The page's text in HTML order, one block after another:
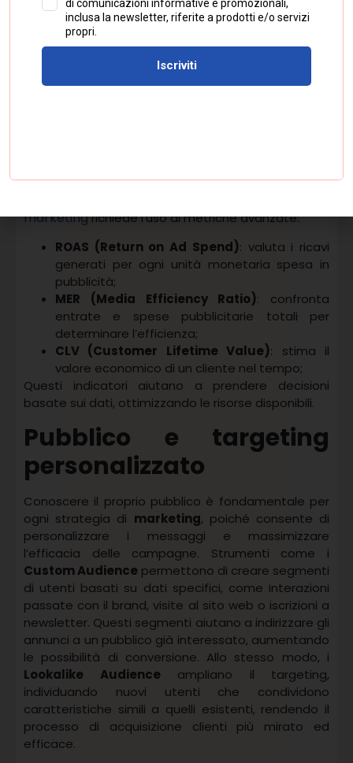
Data-Driven: utilizza algoritmi per distribuire il
valore tra tutti i punti di contatto.
Strumenti comeSmart Biddinge il tracciamento
delle conversioni consentono di automatizzare e
ottimizzare le offerte pubblicitarie, massimizzando i
marketingrichiede l’uso di metriche avanzate:
ROAS (Return on Ad Spend): valuta i ricavi
generati per ogni unità monetaria spesa in
pubblicità;
MER (Media Efficiency Ratio): confronta
entrate e spese pubblicitarie totali per
determinare l’efficienza;
CLV (Customer Lifetime Value): stima il
valore economico di un cliente nel tempo;
Questi indicatori aiutano a prendere decisioni
basate sui dati, ottimizzando le risorse disponibili.
Pubblico e targeting
personalizzato
Conoscere il proprio pubblico è fondamentale per
ogni strategia di marketing, poiché consente di
personalizzare i messaggi e massimizzare
l’efficacia delle campagne. Strumenti come i
Custom Audience permettono di creare segmenti
di utenti basati su dati specifici, come interazioni
passate con il brand, visite al sito web o iscrizioni a
newsletter. Questi segmenti aiutano a indirizzare gli
annunci a un pubblico già interessato, aumentando
le possibilità di conversione. Allo stesso modo, i
Lookalike Audienceampliano il targeting,
individuando nuovi utenti che condividono
caratteristiche simili a quelli esistenti, rendendo il
processo di acquisizione clienti più mirato ed
efficace.